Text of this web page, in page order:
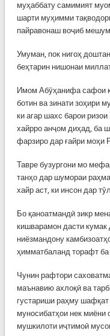
муҳаббату самимият
шарти муҳимми
пайравонаш воҷиб
Умуман, пок нигоҳ
беҳтарин нишонаи
Имом Абӯҳанифа сафои
ботин ва зинати зоҳири
ки агар шахс барои
хайрро анҷом диҳад, ба
фарзиро дар ғайри моҳи
Тавре бузургони мо
танҳо дар шумораи
хайр аст, ки инсон дар
Бо қаноатмандӣ зикр
кишварамон дасти
ниёзмандону
ҳимматбаланд торафт ба
Чунин рафтори
маънавию ахлоқӣ ва
густариши раҳму
муносибатҳои нек миёни
мушкилоти иҷтимоӣ